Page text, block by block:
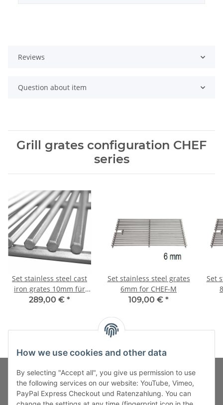
Reviews
Question about item
Grill grates configuration CHEF
series
Set stainless steel cast
iron grates 10mm für
CHEF-M
289,00 € *
Set stainless steel grates
6mm for CHEF-M
109,00 € *
Set
Fuss-Zahlung-Versand-Kontakt
How we use cookies and other data
By selecting "Accept all", you give us permission to use
the following services on our website: YouTube, Vimeo,
PayPal Express Checkout und Ratenzahlung. You can